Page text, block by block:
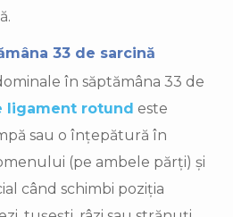
33 de sarcină
în săptămâna 33 de
ligament rotund este
sau o înțepătură în
(pe ambele părți) și
când schimbi poziția